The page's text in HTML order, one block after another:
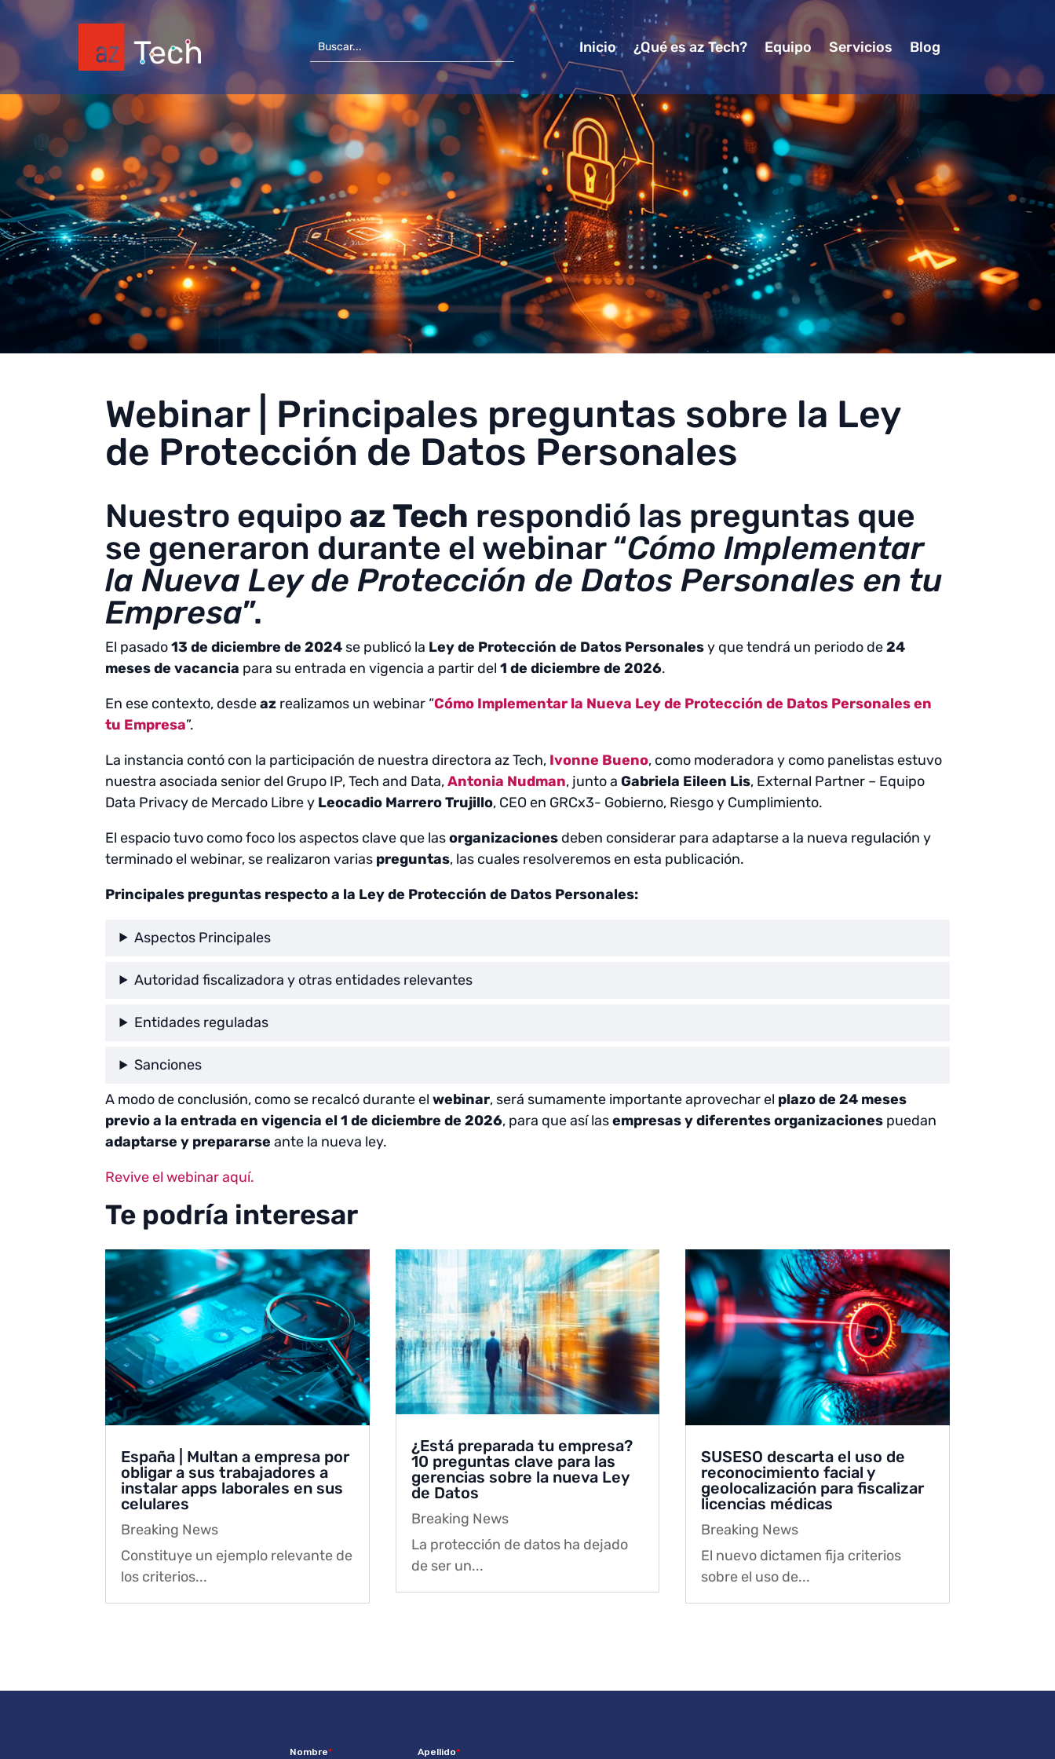
Inicio ¿Qué es az Tech? Equipo Servicios Blog
Webinar | Principales preguntas sobre la Ley
de Protección de Datos Personales
Nuestro equipo az Tech respondió las preguntas que
se generaron durante el webinar “Cómo Implementar
la Nueva Ley de Protección de Datos Personales en tu
Empresa”.
El pasado13 de diciembre de 2024 se publicó la Ley de Protección de Datos Personalesy que tendrá un periodo de24
meses de vacancia para su entrada en vigencia a partir del1 de diciembre de 2026.
En ese contexto, desdeaz realizamos un webinar “Cómo Implementar la Nueva Ley de Protección de Datos Personales en
tu Empresa”.
La instancia contó con la participación de nuestra directora az Tech, Ivonne Bueno, como moderadora y como panelistas estuvo
nuestra asociada senior del Grupo IP, Tech and Data,Antonia Nudman, junto aGabriela Eileen Lis, External Partner – Equipo
Data Privacy de Mercado Libre y Leocadio Marrero Trujillo, CEO en GRCx3- Gobierno, Riesgo y Cumplimiento.
El espacio tuvo como foco los aspectos clave que lasorganizaciones deben considerar para adaptarse a la nueva regulación y
terminado el webinar, se realizaron varias preguntas, las cuales resolveremos en esta publicación.
Principales preguntas respecto a la Ley de Protección de Datos Personales:
Aspectos Principales
Autoridad fiscalizadora y otras entidades relevantes
Entidades reguladas
Sanciones
A modo de conclusión, como se recalcó durante elwebinar, será sumamente importante aprovechar el plazo de 24 meses
previo a la entrada en vigencia el 1 de diciembre de 2026, para que así lasempresas y diferentes organizaciones puedan
adaptarse y prepararse ante la nueva ley.
Revive el webinar aquí.
Te podría interesar
España | Multan a empresa por
obligar a sus trabajadores a
instalar apps laborales en sus
celulares
Breaking News
Constituye un ejemplo relevante de
los criterios...
¿Está preparada tu empresa?
10 preguntas clave para las
gerencias sobre la nueva Ley
de Datos
Breaking News
La protección de datos ha dejado
de ser un...
SUSESO descarta el uso de
reconocimiento facial y
geolocalización para fiscalizar
licencias médicas
Breaking News
El nuevo dictamen fija criterios
sobre el uso de...